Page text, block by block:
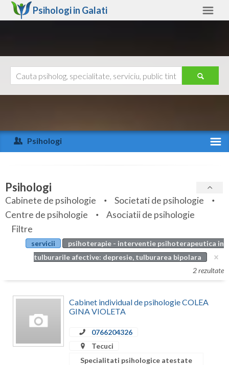
Psihologi in Galati
Arad
Arges
Bihor
Bistrita-Nasaud
Botosani
Bucuresti
Buzau
Ajutor
Psihologi
Specialitati
Servicii
Articole
Evenimente
Psihologi
Cabinete de psihologie
Societati de psihologie
Centre de psihologie
Asociatii de psihologie
Filtre
servicii
psihoterapie - interventie psihoterapeutica in
tulburarile afective: depresie, tulburarea bipolara
2 rezultate
Cabinet individual de psihologie COLEA
GINA VIOLETA
0766204326
Tecuci
Specialitati psihologice atestate